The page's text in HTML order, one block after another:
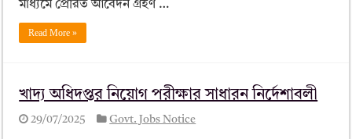
মাধ্যমে প্রেরিত আবেদন গ্রহণ …
Read More »
খাদ্য অধিদপ্তর নিয়োগ পরীক্ষার সাধারন নির্দেশাবলী
29/07/2025 Govt. Jobs Notice